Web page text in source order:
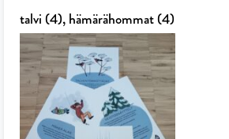
talvi (4), hämärähommat (4)